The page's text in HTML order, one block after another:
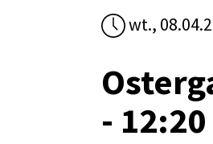
wt.,
-